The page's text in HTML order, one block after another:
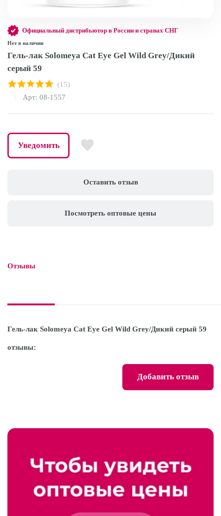
Оставить отзыв
Посмотреть оптовые цены
Официальный дистрибьютор в России и странах СНГ
Нет в наличии
Гель-лак Solomeya Cat Eye Gel Wild Grey/Дикий
серый 59
(15)
Арт: 08-1557
Уведомить
Отзывы
Гель-лак Solomeya Cat Eye Gel Wild Grey/Дикий серый 59
отзывы:
Добавить отзыв